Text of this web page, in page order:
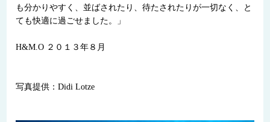
も分かりやすく、並ばされたり、待たされたりが一切なく、と
ても快適に過ごせました。」
H&M.O ２０１３年８月
写真提供：Didi Lotze